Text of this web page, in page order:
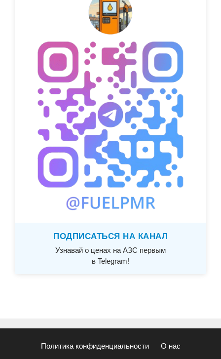
ПОДПИСАТЬСЯ НА КАНАЛ
Узнавай о ценах на АЗС первым
в Telegram!
Политика конфиденциальности О нас